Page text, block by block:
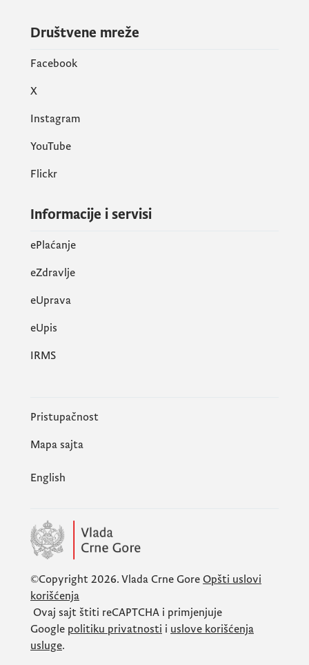
Društvene mreže
Facebook
X
Instagram
YouTube
Flickr
Informacije i servisi
ePlaćanje
eZdravlje
eUprava
еUpis
IRMS
Pristupačnost
Mapa sajta
English
©Copyright 2026. Vlada Crne Gore Opšti uslovi
korišćenja
Ovaj sajt štiti reCAPTCHA i primjenjuje
Google politiku privatnosti i uslove korišćenja
usluge.